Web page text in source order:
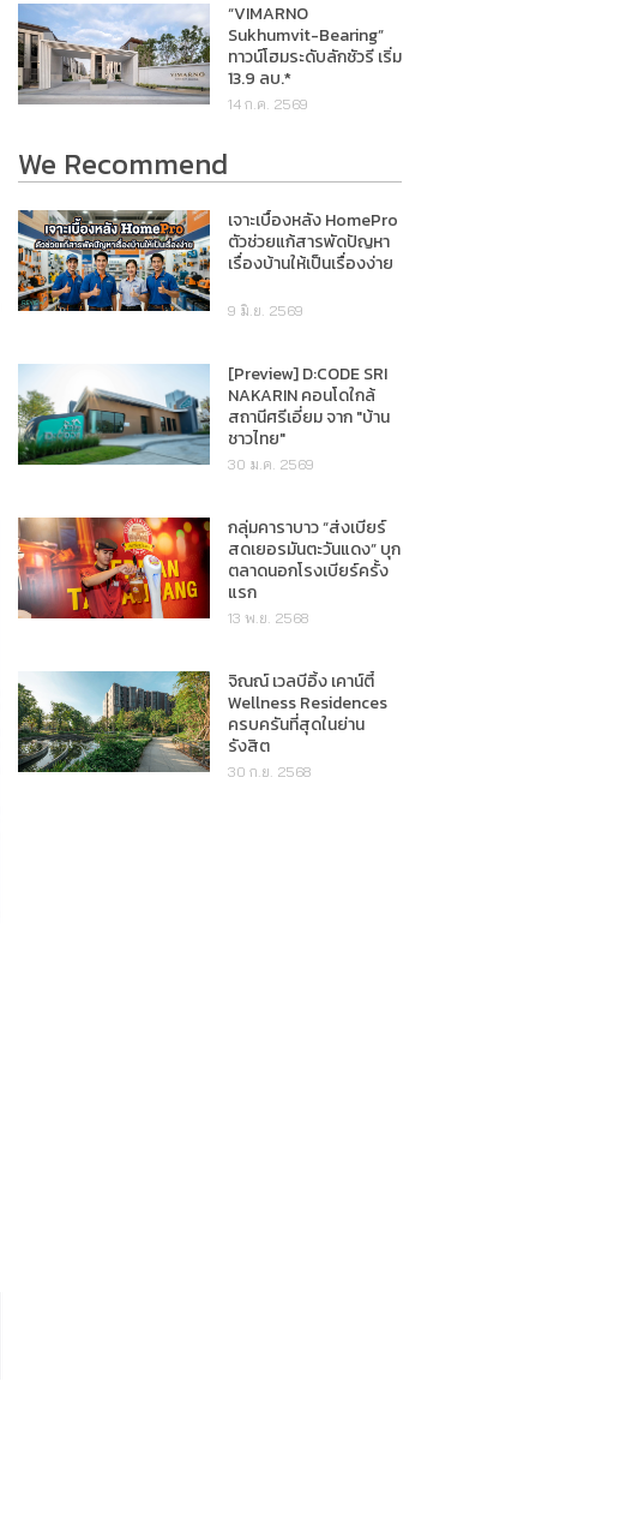
“VIMARNO
Sukhumvit-Bearing”
ทาวน์โฮมระดับลักชัวรี เริ่ม
13.9 ลบ.*
14 ก.ค. 2569
We Recommend
เจาะเบื้องหลัง HomePro
ตัวช่วยแก้สารพัดปัญหา
เรื่องบ้านให้เป็นเรื่องง่าย
9 มิ.ย. 2569
[Preview] D:CODE SRI
NAKARIN คอนโดใกล้
สถานีศรีเอี่ยม จาก "บ้าน
ชาวไทย"
30 ม.ค. 2569
กลุ่มคาราบาว “ส่งเบียร์
สดเยอรมันตะวันแดง” บุก
ตลาดนอกโรงเบียร์ครั้ง
แรก
13 พ.ย. 2568
จิณณ์ เวลบีอิ้ง เคาน์ตี้
Wellness Residences
ครบครันที่สุดในย่าน
รังสิต
30 ก.ย. 2568